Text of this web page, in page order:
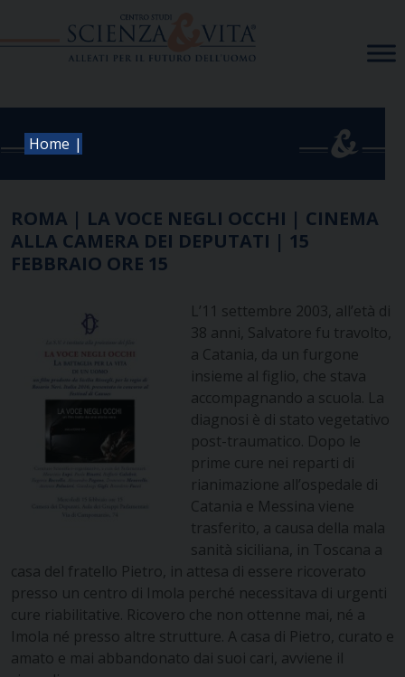
Home |
ROMA | LA VOCE NEGLI OCCHI | CINEMA
ALLA CAMERA DEI DEPUTATI | 15
FEBBRAIO ORE 15
L’11 settembre 2003, all’età di
38 anni, Salvatore fu travolto,
a Catania, da un furgone
insieme al figlio, che stava
accompagnando a scuola. La
diagnosi è di stato vegetativo
post-traumatico. Dopo le
prime cure nei reparti di
rianimazione all’ospedale di
Catania e Messina viene
trasferito, a causa della mala
sanità siciliana, in Toscana a
casa del fratello Pietro, in attesa di essere ricoverato
presso un centro di Imola perché necessitava di urgenti
cure riabilitative. Ricovero che non ottenne mai, né a
Imola né presso altre strutture. A casa di Pietro, curato e
amato e mai abbandonato dai suoi cari, avviene il